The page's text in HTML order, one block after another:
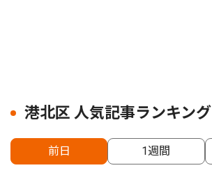
港北区 人気記事ランキング
前日 1週間